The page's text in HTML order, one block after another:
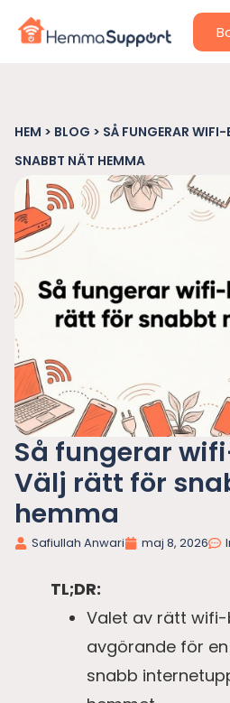
HEM > BLOG > SÅ FUNGERAR
SNABBT NÄT HEMMA
Så fungerar
Välj rätt för
hemma
Safiullah Anwari maj 8, 2026
TL;DR:
Valet av rätt
avgörande för
snabb